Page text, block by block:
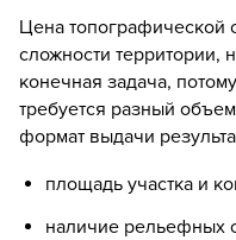
Цена топографической
сложности территории,
конечная задача,
требуется разный
формат выдачи
площадь участка и
наличие рельефных